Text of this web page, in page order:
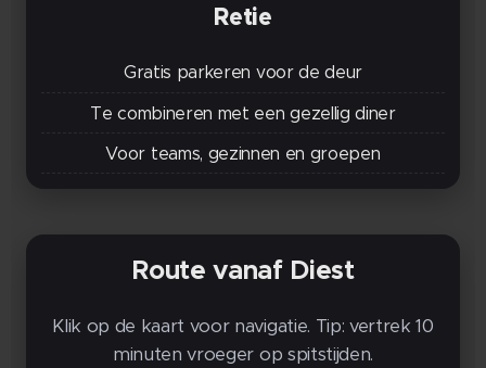
Retie
Gratis parkeren voor de deur
Te combineren met een gezellig diner
Voor teams, gezinnen en groepen
Route vanaf Diest
Klik op de kaart voor navigatie. Tip: vertrek 10
minuten vroeger op spitstijden.